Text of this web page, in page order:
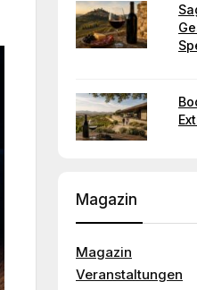
Magazin
Magazin
Veranstaltungen